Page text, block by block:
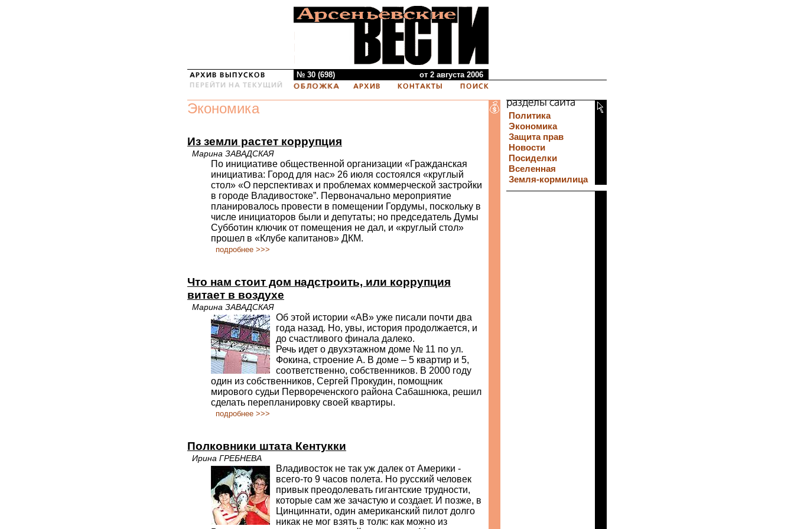
№ 30 (698) от 2 августа 2006
Экономика
Из земли растет коррупция
Марина ЗАВАДСКАЯ
По инициативе общественной организации «Гражданская
инициатива: Город для нас» 26 июля состоялся «круглый
стол» «О перспективах и проблемах коммерческой застройки
в городе Владивостоке”. Первоначально мероприятие
планировалось провести в помещении Гордумы, поскольку в
числе инициаторов были и депутаты; но председатель Думы
Субботин ключик от помещения не дал, и «круглый стол»
прошел в «Клубе капитанов» ДКМ.
подробнее >>>
Что нам стоит дом надстроить, или коррупция
витает в воздухе
Марина ЗАВАДСКАЯ
Об этой истории «АВ» уже писали почти два
года назад. Но, увы, история продолжается, и
до счастливого финала далеко.
Речь идет о двухэтажном доме № 11 по ул.
Фокина, строение А. В доме – 5 квартир и 5,
соответственно, собственников. В 2000 году
один из собственников, Сергей Прокудин, помощник
мирового судьи Первореченского района Сабашнюка, решил
сделать перепланировку своей квартиры.
подробнее >>>
Полковники штата Кентукки
Ирина ГРЕБНЕВА
Владивосток не так уж далек от Америки -
всего-то 9 часов полета. Но русский человек
привык преодолевать гигантские трудности,
которые сам же зачастую и создает. И позже, в
Цинциннати, один американский пилот долго
никак не мог взять в толк: как можно из
Политика
Экономика
Защита прав
Новости
Посиделки
Вселенная
Земля-кормилица